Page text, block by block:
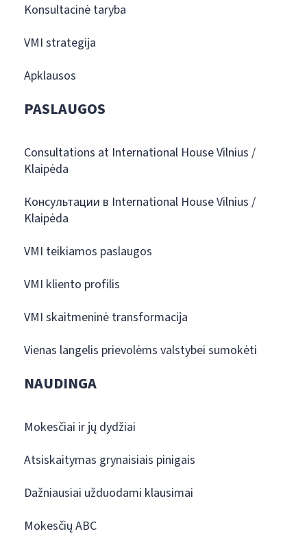
Konsultacinė taryba
VMI strategija
Apklausos
PASLAUGOS
Consultations at International House Vilnius /
Klaipėda
Консультации в International House Vilnius /
Klaipėda
VMI teikiamos paslaugos
VMI kliento profilis
VMI skaitmeninė transformacija
Vienas langelis prievolėms valstybei sumokėti
NAUDINGA
Mokesčiai ir jų dydžiai
Atsiskaitymas grynaisiais pinigais
Dažniausiai užduodami klausimai
Mokesčių ABC